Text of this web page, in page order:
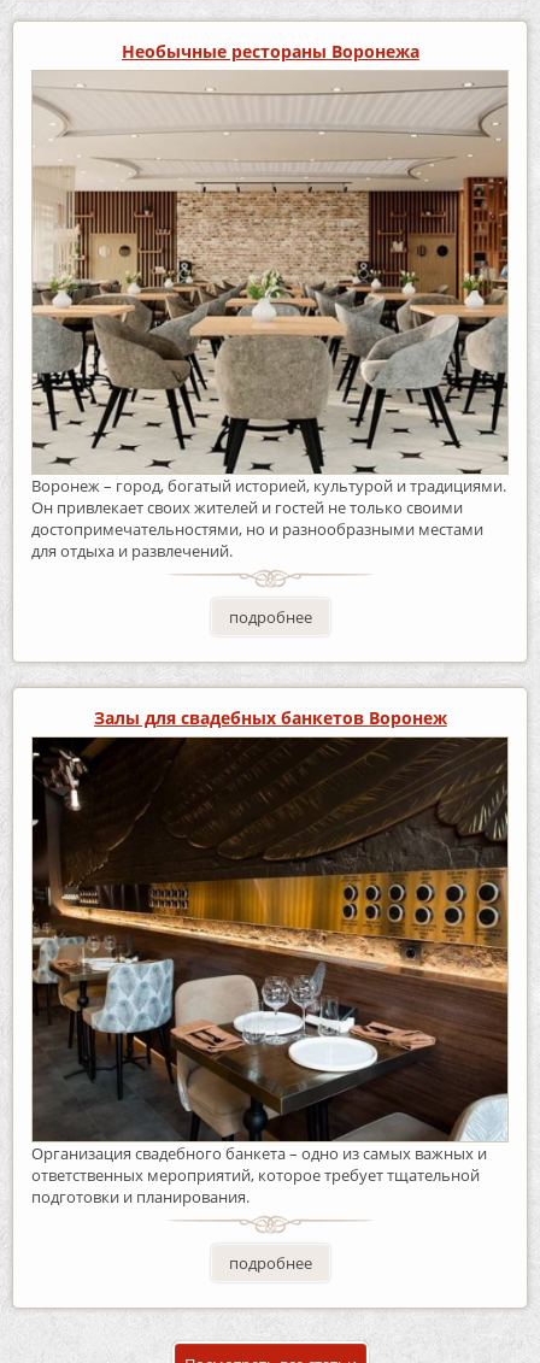
Необычные рестораны Воронежа
Воронеж – город, богатый историей, культурой и традициями.
Он привлекает своих жителей и гостей не только своими
достопримечательностями, но и разнообразными местами
для отдыха и развлечений.
подробнее
Залы для свадебных банкетов Воронеж
Организация свадебного банкета – одно из самых важных и
ответственных мероприятий, которое требует тщательной
подготовки и планирования.
подробнее